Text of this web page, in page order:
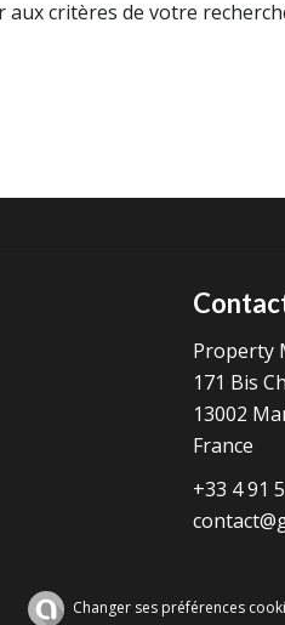
critères de votre
Property
171 Bis
13002
France
+33 4 91
Changer ses préférences